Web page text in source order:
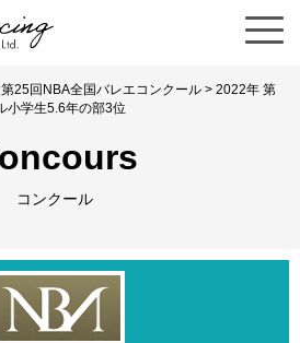
25回NBA全国バレエコンクール > 2022年 第
小学生5.6年の部3位
コンクール